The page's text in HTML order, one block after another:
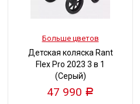
Больше цветов
Детская коляска Rant
Flex Pro 2023 3 в 1
(Серый)
47 990 Р